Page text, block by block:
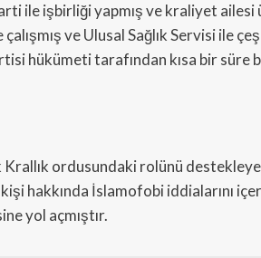
ile işbirliği yapmış ve kraliyet
ve Ulusal Sağlık Servisi ile
hükümeti tarafından kısa bir
ordusundaki rolünü
hakkında İslamofobi iddialarını
yol açmıştır.